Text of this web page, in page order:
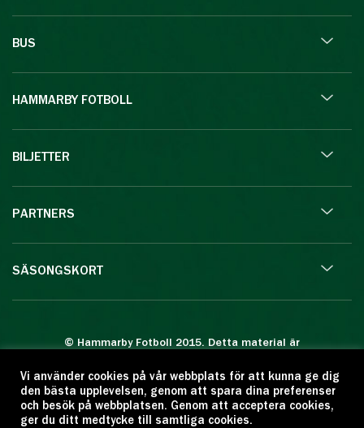
BUS
HAMMARBY FOTBOLL
BILJETTER
PARTNERS
SÄSONGSKORT
© Hammarby Fotboll 2015. Detta material är
Eftertryck eller annan kopiering är förbjuden.
Citera oss gärna men ange källan:
www.hammarbyfotboll.se. Ansvarig utgivare:
Vi använder cookies på vår webbplats för att kunna ge dig
den bästa upplevelsen, genom att spara dina preferenser
och besök på webbplatsen. Genom att acceptera cookies,
ger du ditt medtycke till samtliga cookies.